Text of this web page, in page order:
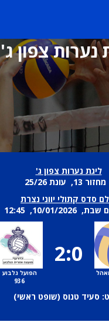
נערות צפון ג'
ליגת נערות צפון ג'
13, עונת 25/26
סדס קתולי יווני נצרת
01/2026, 12:45
2:0
הפועל גלבוע
936
סעיד טנוס (שופט ראשי)